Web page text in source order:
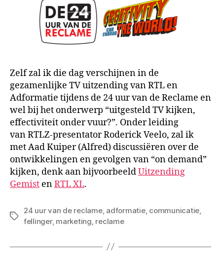
Zelf zal ik die dag verschijnen in de
gezamenlijke TV uitzending van RTL en
Adformatie tijdens de 24 uur van de Reclame en
wel bij het onderwerp “uitgesteld TV kijken,
effectiviteit onder vuur?”. Onder leiding
van RTLZ-presentator Roderick Veelo, zal ik
met Aad Kuiper (Alfred) discussiëren over de
ontwikkelingen en gevolgen van “on demand”
kijken, denk aan bijvoorbeeldUitzending
Gemist enRTL XL.
Tags
24 uur van de reclame, adformatie, communicatie
fellinger, marketing reclame